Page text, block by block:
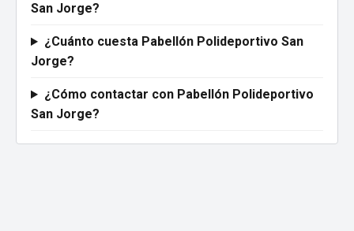
San Jorge?
¿Cuánto cuesta Pabellón Polideportivo San
Jorge?
¿Cómo contactar con Pabellón Polideportivo
San Jorge?